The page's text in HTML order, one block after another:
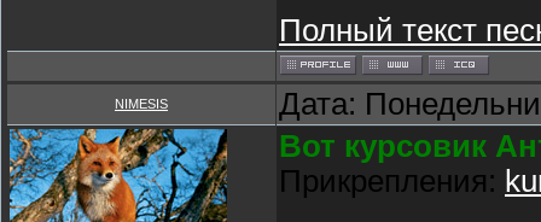
Полный текст
NIMESIS Дата:
Вот курсовик
Прикрепления: